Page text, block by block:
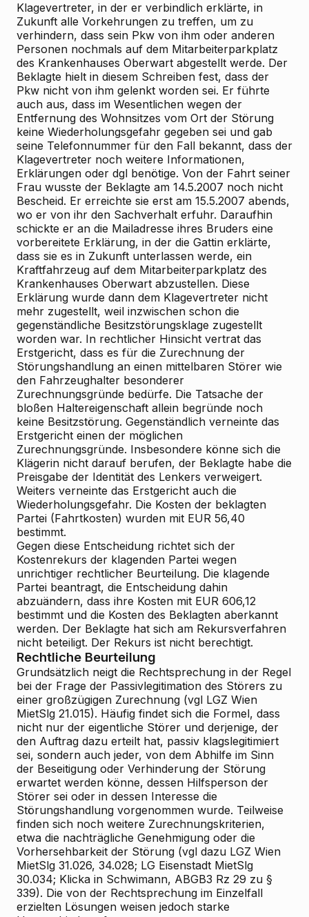
Klagevertreter, in der er verbindlich erklärte, in
Zukunft alle Vorkehrungen zu treffen, um zu
verhindern, dass sein Pkw von ihm oder anderen
Personen nochmals auf dem Mitarbeiterparkplatz
des Krankenhauses Oberwart abgestellt werde. Der
Beklagte hielt in diesem Schreiben fest, dass der
Pkw nicht von ihm gelenkt worden sei. Er führte
auch aus, dass im Wesentlichen wegen der
Entfernung des Wohnsitzes vom Ort der Störung
keine Wiederholungsgefahr gegeben sei und gab
seine Telefonnummer für den Fall bekannt, dass der
Klagevertreter noch weitere Informationen,
Erklärungen oder dgl benötige. Von der Fahrt seiner
Frau wusste der Beklagte am 14.5.2007 noch nicht
Bescheid. Er erreichte sie erst am 15.5.2007 abends,
wo er von ihr den Sachverhalt erfuhr. Daraufhin
schickte er an die Mailadresse ihres Bruders eine
vorbereitete Erklärung, in der die Gattin erklärte,
dass sie es in Zukunft unterlassen werde, ein
Kraftfahrzeug auf dem Mitarbeiterparkplatz des
Krankenhauses Oberwart abzustellen. Diese
Erklärung wurde dann dem Klagevertreter nicht
mehr zugestellt, weil inzwischen schon die
gegenständliche Besitzstörungsklage zugestellt
worden war. In rechtlicher Hinsicht vertrat das
Erstgericht, dass es für die Zurechnung der
Störungshandlung an einen mittelbaren Störer wie
den Fahrzeughalter besonderer
Zurechnungsgründe bedürfe. Die Tatsache der
bloßen Haltereigenschaft allein begründe noch
keine Besitzstörung. Gegenständlich verneinte das
Erstgericht einen der möglichen
Zurechnungsgründe. Insbesondere könne sich die
Klägerin nicht darauf berufen, der Beklagte habe die
Preisgabe der Identität des Lenkers verweigert.
Weiters verneinte das Erstgericht auch die
Wiederholungsgefahr. Die Kosten der beklagten
Partei (Fahrtkosten) wurden mit EUR 56,40
bestimmt.
Gegen diese Entscheidung richtet sich der
Kostenrekurs der klagenden Partei wegen
unrichtiger rechtlicher Beurteilung. Die klagende
Partei beantragt, die Entscheidung dahin
abzuändern, dass ihre Kosten mit EUR 606,12
bestimmt und die Kosten des Beklagten aberkannt
werden. Der Beklagte hat sich am Rekursverfahren
nicht beteiligt. Der Rekurs ist nicht berechtigt.
Rechtliche Beurteilung
Grundsätzlich neigt die Rechtsprechung in der Regel
bei der Frage der Passivlegitimation des Störers zu
einer großzügigen Zurechnung (vgl LGZ Wien
MietSlg 21.015). Häufig findet sich die Formel, dass
nicht nur der eigentliche Störer und derjenige, der
den Auftrag dazu erteilt hat, passiv klagslegitimiert
sei, sondern auch jeder, von dem Abhilfe im Sinn
der Beseitigung oder Verhinderung der Störung
erwartet werden könne, dessen Hilfsperson der
Störer sei oder in dessen Interesse die
Störungshandlung vorgenommen wurde. Teilweise
finden sich noch weitere Zurechnungskriterien,
etwa die nachträgliche Genehmigung oder die
Vorhersehbarkeit der Störung (vgl dazu LGZ Wien
MietSlg 31.026, 34.028; LG Eisenstadt MietSlg
30.034; Klicka in Schwimann, ABGB3 Rz 29 zu §
339). Die von der Rechtsprechung im Einzelfall
erzielten Lösungen weisen jedoch starke